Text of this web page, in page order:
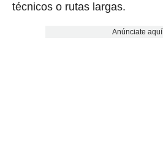
técnicos o rutas largas.
Anúnciate aquí